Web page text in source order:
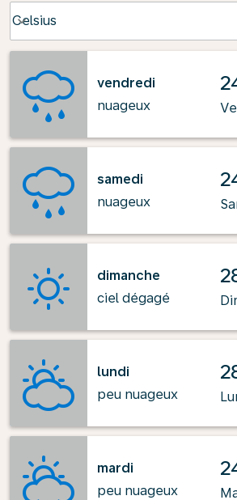
Celsius
keyboard_arrow_down
vendredi
nuageux
samedi
nuageux
dimanche
ciel dégagé
lundi
peu nuageux
mardi
peu nuageux